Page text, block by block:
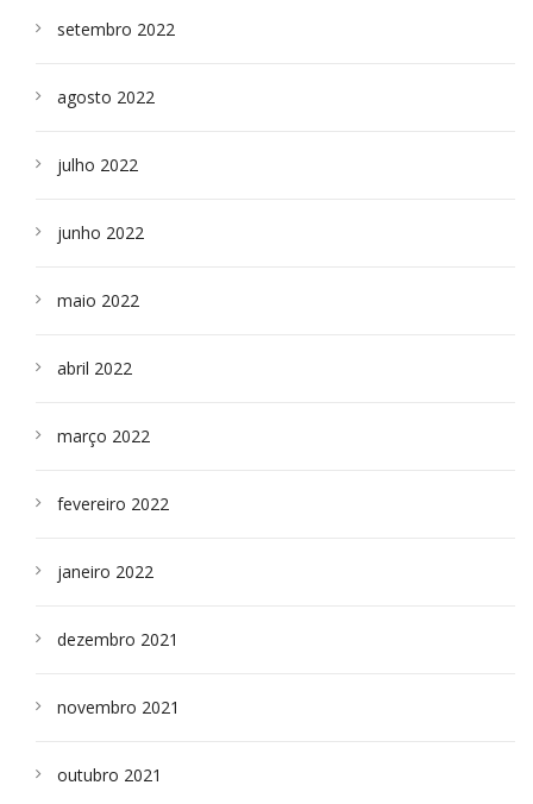
setembro 2022
agosto 2022
julho 2022
junho 2022
maio 2022
abril 2022
março 2022
fevereiro 2022
janeiro 2022
dezembro 2021
novembro 2021
outubro 2021